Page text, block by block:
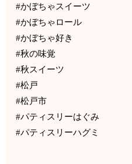
#かぼちゃスイーツ
#かぼちゃロール
#かぼちゃ好き
#秋の味覚
#秋スイーツ
#松戸
#松戸市
#パティスリーはぐみ
#パティスリーハグミ